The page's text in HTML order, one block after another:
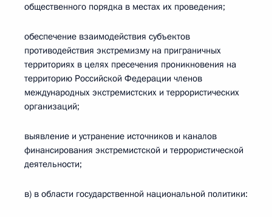
общественного порядка в местах их проведения;
обеспечение взаимодействия субъектов
противодействия экстремизму на приграничных
территориях в целях пресечения проникновения на
территорию Российской Федерации членов
международных экстремистских и террористических
организаций;
выявление и устранение источников и каналов
финансирования экстремистской и террористической
деятельности;
в) в области государственной национальной политики: